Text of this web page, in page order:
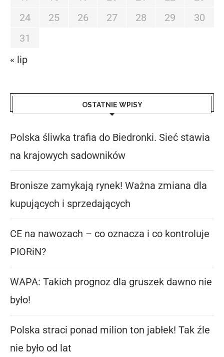
24
25 26 27 28 29
30
31
« lip
OSTATNIE WPISY
Polska śliwka trafia do Biedronki. Sieć stawia
na krajowych sadowników
Bronisze zamykają rynek! Ważna zmiana dla
kupujących i sprzedających
CE na nawozach – co oznacza i co kontroluje
PIORiN?
WAPA: Takich prognoz dla gruszek dawno nie
było!
Polska straci ponad milion ton jabłek! Tak źle
nie było od lat